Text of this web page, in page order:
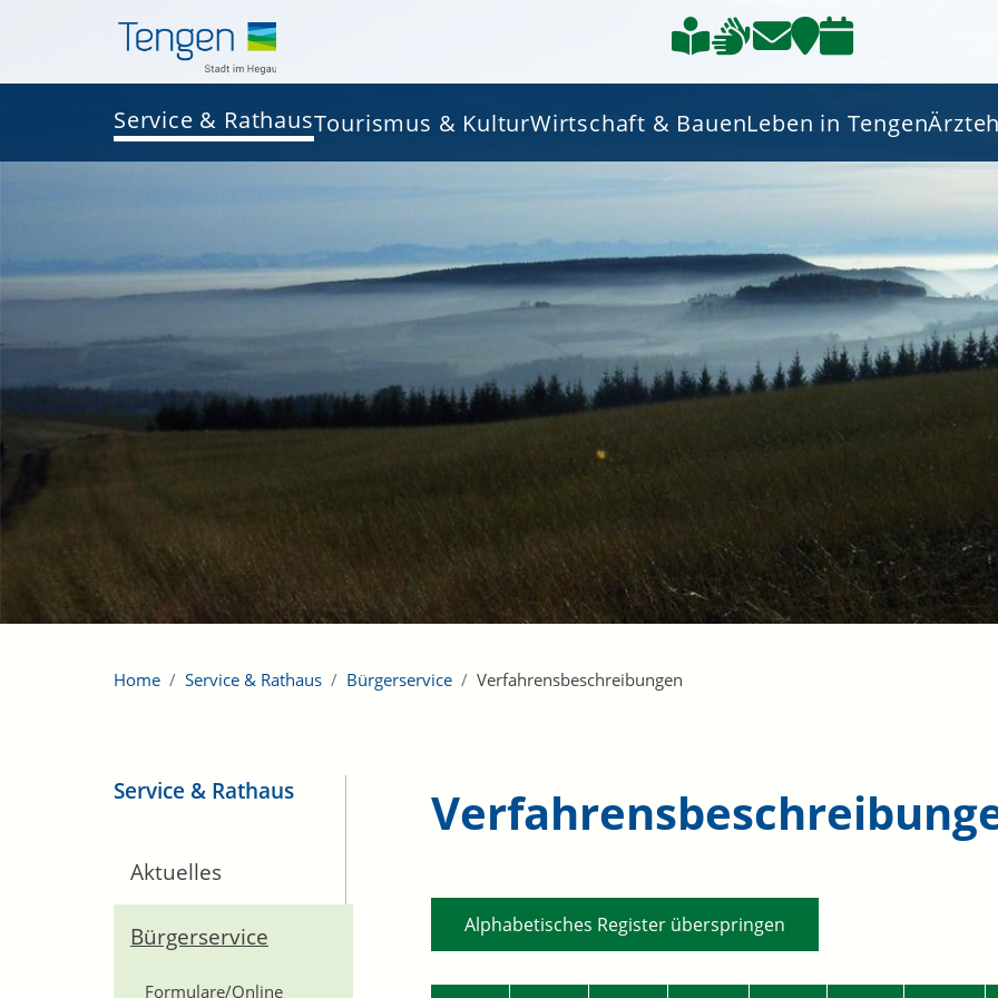
Service & RathausTourismus & KulturWirtschaft & BauenLeben in Tengen
Home Service & Rathaus Bürgerservice Verfahrensbeschreibungen
Service & Rathaus
Aktuelles
Bürgerservice
Formulare/Online
Alphabetisches Register überspringen